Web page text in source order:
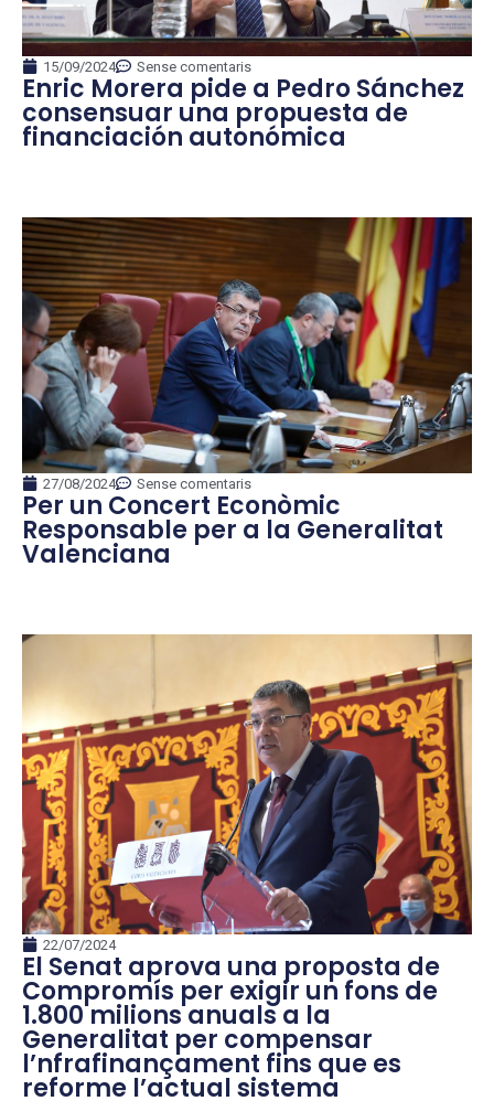
15/09/2024 Sense comentaris
Enric Morera pide a Pedro Sánchez
consensuar una propuesta de
financiación autonómica
27/08/2024 Sense comentaris
Per un Concert Econòmic
Responsable per a la Generalitat
Valenciana
22/07/2024
El Senat aprova una proposta de
Compromís per exigir un fons de
1.800 milions anuals a la
Generalitat per compensar
l’nfrafinançament fins que es
reforme l’actual sistema